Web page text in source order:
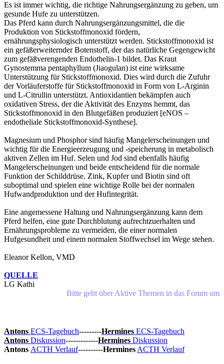
Es ist immer wichtig, die richtige Nahrungsergänzung zu geben, um
gesunde Hufe zu unterstützen.
Das Pferd kann durch Nahrungsergänzungsmittel, die die
Produktion von Stickstoffmonoxid fördern,
ernährungsphysiologisch unterstützt werden. Stickstoffmonoxid ist
ein gefäßerweiternder Botenstoff, der das natürliche Gegengewicht
zum gefäßverengenden Endothelin-1 bildet. Das Kraut
Gynostemma pentaphyllum (Jiaogulan) ist eine wirksame
Unterstützung für Stickstoffmonoxid. Dies wird durch die Zufuhr
der Vorläuferstoffe für Stickstoffmonoxid in Form von L-Arginin
und L-Citrullin unterstützt. Antioxidantien bekämpfen auch
oxidativen Stress, der die Aktivität des Enzyms hemmt, das
Stickstoffmonoxid in den Blutgefäßen produziert [eNOS –
endotheliale Stickstoffmonoxid-Synthese].
Magnesium und Phosphor sind häufig Mangelerscheinungen und
wichtig für die Energieerzeugung und -speicherung in metabolisch
aktiven Zellen im Huf. Selen und Jod sind ebenfalls häufig
Mangelerscheinungen und beide entscheidend für die normale
Funktion der Schilddrüse. Zink, Kupfer und Biotin sind oft
suboptimal und spielen eine wichtige Rolle bei der normalen
Hufwandproduktion und der Hufintegrität.
Eine angemessene Haltung und Nahrungsergänzung kann dem
Pferd helfen, eine gute Durchblutung aufrechtzuerhalten und
Ernährungsprobleme zu vermeiden, die einer normalen
Hufgesundheit und einem normalen Stoffwechsel im Wege stehen.
Eleanor Kellon, VMD
QUELLE
LG Kathi
Bitte geht über Aktive Themen in das Forum um
Antons ECS-Tagebuch---------Hermines ECS-Tagebuch
Antons Diskussion-------------Hermines Diskussion
Antons ACTH Verlauf----------Hermines ACTH Verlauf